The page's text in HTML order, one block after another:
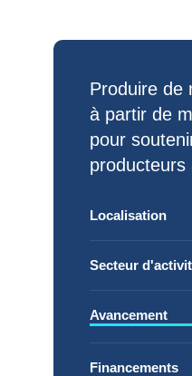
Produire de
à partir de
pour
producteurs
Localisation
Secteur
Avancement
Financements